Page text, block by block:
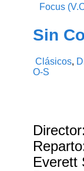
Focus
Sin
Clásicos,
O-S
Everett